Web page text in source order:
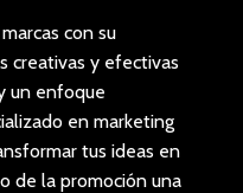
con su
creativas y efectivas
un enfoque
en marketing
tus ideas en
de la promoción una